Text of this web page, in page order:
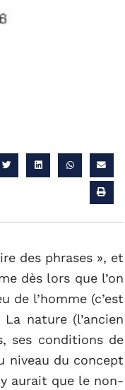
des phrases », et
dès lors que l’on
de l’homme (c’est
nature (l’ancien
ses conditions de
niveau du concept
aurait que le non-